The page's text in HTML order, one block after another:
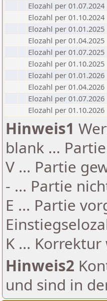
Elozahl per 01.07.2024
Elozahl per 01.10.2024
Elozahl per 01.01.2025
Elozahl per 01.04.2025
Elozahl per 01.07.2025
Elozahl per 01.10.2025
Elozahl per 01.01.2026
Elozahl per 01.04.2026
Elozahl per 01.07.2026
Elozahl per 01.10.2026
Hinweis1
blank ...
V ... Partie
- ... Partie
E ... Partie
K ...
Hinweis2
und sind in